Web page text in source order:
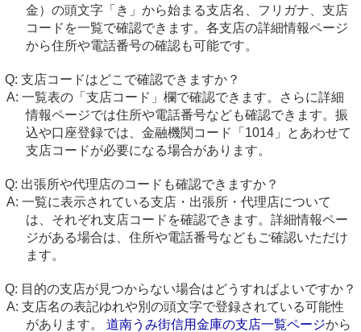
金）の頭文字「き」から始まる支店名、フリガナ、支店
コードを一覧で確認できます。各支店の詳細情報ページ
から住所や電話番号の確認も可能です。
支店コードはどこで確認できますか？
一覧表の「支店コード」欄で確認できます。さらに詳細
情報ページでは住所や電話番号なども確認できます。振
込や口座登録では、金融機関コード「1014」とあわせて
支店コードが必要になる場合があります。
出張所や代理店のコードも確認できますか？
一覧に表示されている支店・出張所・代理店について
は、それぞれ支店コードを確認できます。詳細情報ペー
ジがある場合は、住所や電話番号などもご確認いただけ
ます。
目的の支店が見つからない場合はどうすればよいですか？
支店名の表記ゆれや別の頭文字で登録されている可能性
があります。 道南うみ街信用金庫の支店一覧ページから